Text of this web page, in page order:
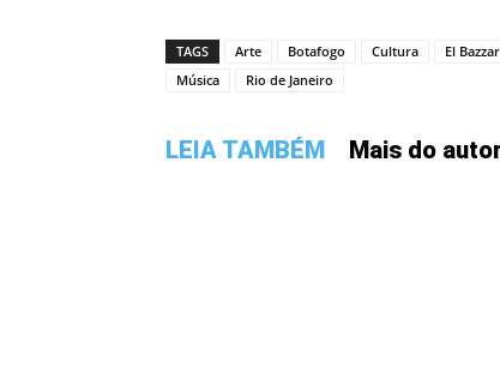
TAGS Arte Botafogo Cultura El Bazzar
Música
Rio de Janeiro
LEIA TAMBÉM Mais do